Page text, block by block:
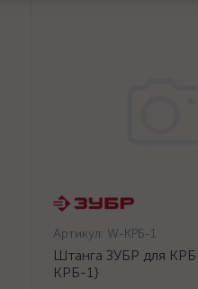
Артикул: W-КРБ-1
Штанга ЗУБР для
КРБ-1}